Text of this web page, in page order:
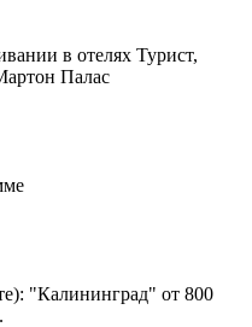
в отелях Турист,
Палас
"Калининград" от 800